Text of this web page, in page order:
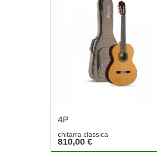
4P
chitarra classica
810,00 €